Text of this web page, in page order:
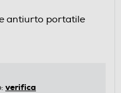
antiurto portatile
verifica